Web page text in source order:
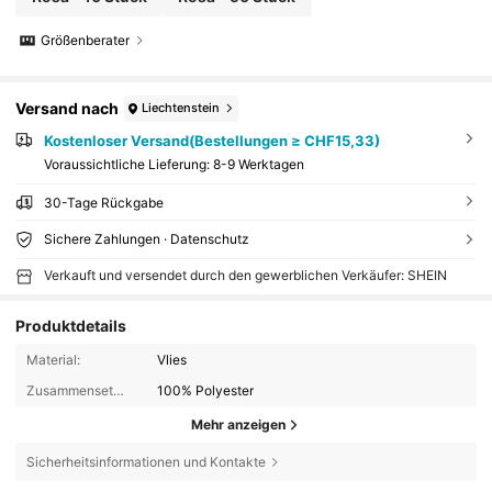
Größenberater
Versand nach Liechtenstein
Kostenloser Versand(Bestellungen ≥ CHF15,33)
Voraussichtliche Lieferung: 8-9 Werktagen
30-Tage Rückgabe
Sichere Zahlungen · Datenschutz
Verkauft und versendet durch den gewerblichen Verkäufer: SHEIN
Produktdetails
Material:
Vlies
Zusammensetzung:
100% Polyester
Mehr anzeigen
Sicherheitsinformationen und Kontakte